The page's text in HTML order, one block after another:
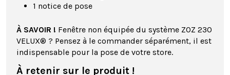
1 notice de pose
À SAVOIR ! Fenêtre non équipée du système ZOZ 230
VELUX® ? Pensez à le commander séparément, il est
indispensable pour la pose de votre store.
À retenir sur le produit !